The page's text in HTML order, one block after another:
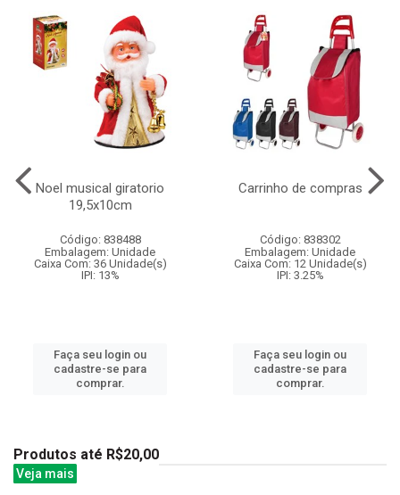
Noel musical giratorio
19,5x10cm
Código: 838488
Embalagem: Unidade
Caixa Com: 36 Unidade(s)
IPI: 13%
Faça seu login ou
cadastre-se para
comprar.
Carrinho de compras
Código: 838302
Embalagem: Unidade
Caixa Com: 12 Unidade(s)
IPI: 3.25%
Faça seu login ou
cadastre-se para
comprar.
Produtos até R$20,00
Veja mais